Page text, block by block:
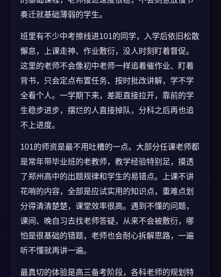
奏迁就基础薄弱的学生。
班里有不少中考擦线进101的同学，入学后依旧松散
懈怠，上课走神、作业敷衍，没人时刻盯着督促。
这里的老师不会像初中老师一样追着催作业、盯着
背书，只会定点布置任务、按时批改讲解，学不学
全看个人。一学期下来，差距直接拉开，靠前的学
生稳步进步，摆烂的人直接掉队，分科之后再也追
不上进度。
101的师资是最不用吐槽的一点。大部分任课老师都
是常年带毕业班的老教师，教学经验特别足，摸透
了郑州高中的出题规律和学生的易错点。上课不讲
花哨的内容，全部是应试实用的知识点，重难点划
分得清清楚楚，课堂效率很高。遇到不懂的问题，
课间、晚自习去找老师答疑，从来不会被敷衍，哪
怕是很基础的错题，老师也会耐心拆解思路，一遍
听不懂就再讲一遍。
最真切的体验是高三备考阶段，各科老师的规划特